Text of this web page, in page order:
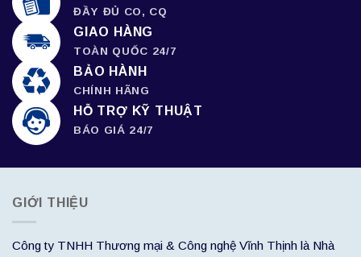
ĐẦY ĐỦ CO, CQ
GIAO HÀNG
TOÀN QUỐC 24/7
BẢO HÀNH
CHÍNH HÃNG
HỖ TRỢ KỸ THUẬT
BÁO GIÁ 24/7
GIỚI THIỆU
Công ty TNHH Thương mại & Công nghệ Vĩnh Thịnh là Nhà